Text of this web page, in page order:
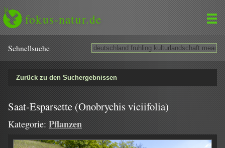
fokus-natur.de
Schnell­suche
Zurück zu den Suchergebnissen
Saat-Esparsette (Onobrychis viciifolia)
Kategorie: Pflanzen